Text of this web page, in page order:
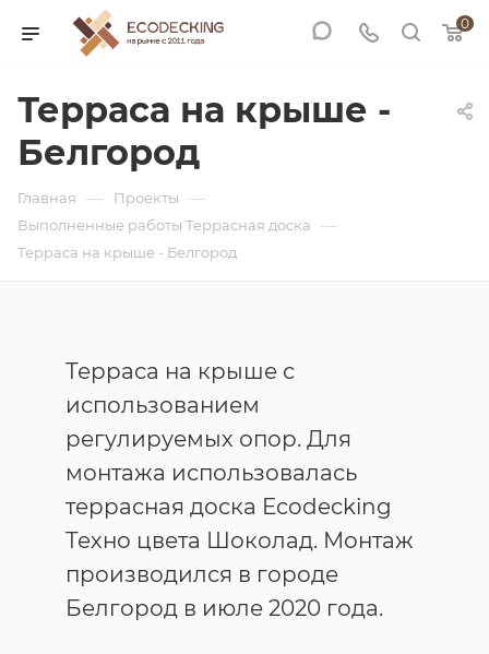
0
Терраса на крыше -
Белгород
Главная — Проекты —
Выполненные работы Террасная доска —
Терраса на крыше - Белгород
Терраса на крыше с
использованием
регулируемых опор. Для
монтажа использовалась
террасная доска Ecodecking
Техно цвета Шоколад. Монтаж
производился в городе
Белгород в июле 2020 года.